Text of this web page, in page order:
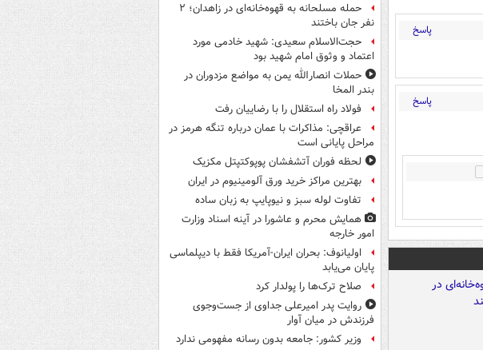
پاسخ
پاسخ
حمله مسلحانه به قهوه‌خانه‌ای در زاهدان؛ ۲
نفر جان باختند
حجت‌الاسلام سعیدی: شهید خادمی مورد
اعتماد و وثوق امام شهید بود
حملات انصارالله یمن به مواضع مزدوران در
بندر المخا
فولاد راه استقلال را با رضاییان رفت
عراقچی: مذاکرات با عمان درباره تنگه هرمز در
مراحل پایانی است
لحظه فوران آتشفشان پوپوکتپتل مکزیک
بهترین مراکز خرید ورق آلومینیوم در ایران
تفاوت لوله سبز و نیوپایپ به زبان ساده
همایش محرم و عاشورا در آینه اسناد وزارت
امور خارجه
اولیانوف: بحران ایران-آمریکا فقط با دیپلماسی
پایان می‌یابد
صلاح ترک‌ها را پولدار کرد
روایت پدر امیرعلی جداوی از جست‌وجوی
فرزندش در میان آوار
وزیر کشور: جامعه بدون رسانه مفهومی ندارد